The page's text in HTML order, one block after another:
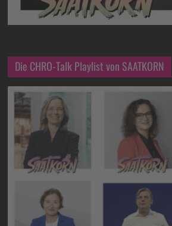
Die CHRO-Talk Playlist von SAATKORN